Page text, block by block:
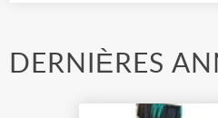
DERNIÈRES